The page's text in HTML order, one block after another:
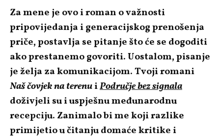
Za mene je ovo i roman o važnosti
pripovijedanja i generacijskog prenošenja
priče, postavlja se pitanje što će se dogoditi
ako prestanemo govoriti. Uostalom, pisanje
je želja za komunikacijom. Tvoji romani
Naš čovjek na terenuiPodručje bez signala
doživjeli su i uspješnu međunarodnu
recepciju. Zanimalo bi me koji razlike
primijetio u čitanju domaće kritike i